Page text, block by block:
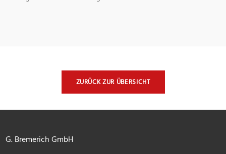
ZURÜCK ZUR ÜBERSICHT
G. Bremerich GmbH